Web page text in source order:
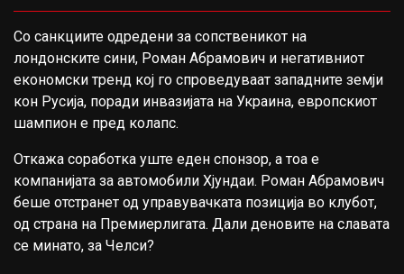
Со санкциите одредени за сопственикот на
лондонските сини, Роман Абрамович и негативниот
економски тренд кој го спроведуваат западните земји
кон Русија, поради инвазијата на Украина, европскиот
шампион е пред колапс.
Откажа соработка уште еден спонзор, а тоа е
компанијата за автомобили Хјундаи. Роман Абрамович
беше отстранет од управувачката позиција во клубот,
од страна на Премиерлигата. Дали деновите на славата
се минато, за Челси?